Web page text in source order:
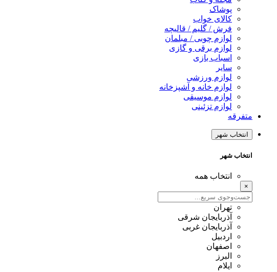
پوشاک
کالای خواب
فرش / گلیم / قالیچه
لوازم چوبی / مبلمان
لوازم برقی و گازی
اسباب بازی
سایر
لوازم ورزشی
لوازم خانه و آشپزخانه
لوازم موسیقی
لوازم تزئینی
متفرقه
انتخاب شهر
انتخاب شهر
انتخاب همه
×
تهران
آذربایجان شرقی
آذربایجان غربی
اردبیل
اصفهان
البرز
ایلام